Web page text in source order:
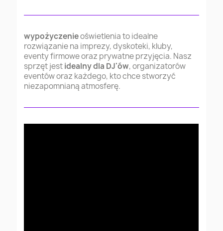
wypożyczenieoświetlenia to idealne
rozwiązanie na imprezy, dyskoteki, kluby,
eventy firmowe oraz prywatne przyjęcia. Nasz
sprzęt jestidealny dla DJ'ów, organizatorów
eventów oraz każdego, kto chce stworzyć
niezapomnianą atmosferę.